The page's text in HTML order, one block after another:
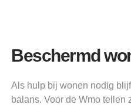
Beschermd
Als hulp bij wonen nodig
balans. Voor de Wmo tellen